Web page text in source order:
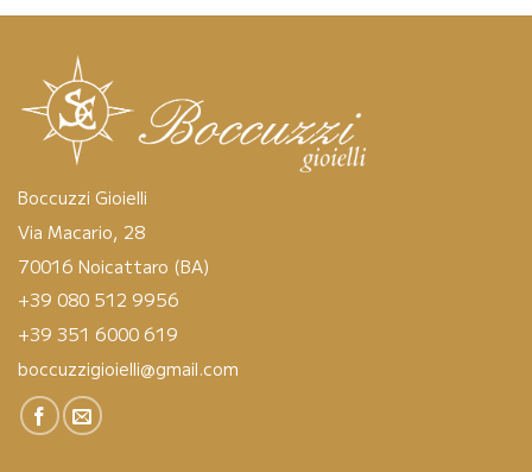
Boccuzzi Gioielli
Via Macario, 28
70016 Noicattaro (BA)
+39 080 512 9956
+39 351 6000 619
boccuzzigioielli@gmail.com